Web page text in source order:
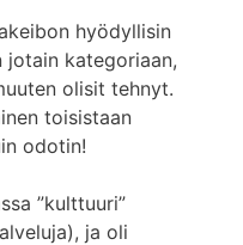
hyödyllisin
jotain kategoriaan,
olisit tehnyt.
toisistaan
odotin!
”kulttuuri”
ja oli